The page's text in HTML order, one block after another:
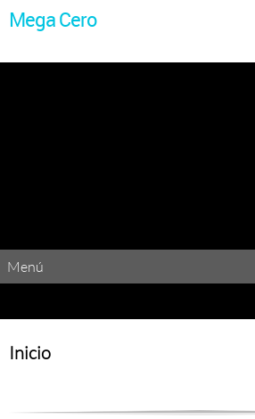
Mega Cero
Menú
Inicio